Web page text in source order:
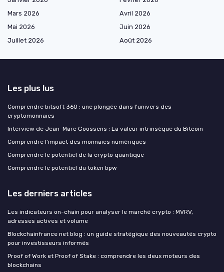
Mars 2026
Avril 2026
Mai 2026
Juin 2026
Juillet 2026
Août 2026
Les plus lus
Comprendre bitsoft 360 : une plongée dans l'univers des
cryptomonnaies
Interview de Jean-Marc Goossens : La valeur intrinsèque du Bitcoin
Comprendre l'impact des monnaies numériques
Comprendre le potentiel de la crypto quantique
Comprendre le potentiel du token bpw
Les derniers articles
Les indicateurs on-chain pour analyser le marché crypto : MVRV,
adresses actives et volume
Blockchainfrance net blog : un guide stratégique des nouveautés crypto
pour investisseurs informés
Proof of Work et Proof of Stake : comprendre les deux moteurs des
blockchains